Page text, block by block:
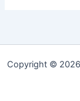
Copyright © 2026